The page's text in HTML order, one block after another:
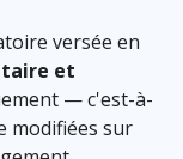
versée en
et
— c'est-à-
modifiées sur